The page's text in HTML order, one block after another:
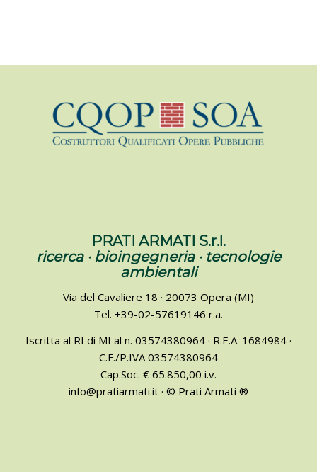
PRATI ARMATI S.r.l.
ricerca · bioingegneria · tecnologie
ambientali
Via del Cavaliere 18 · 20073 Opera (MI)
Tel. +39-02-57619146 r.a.
Iscritta al RI di MI al n. 03574380964 · R.E.A. 1684984 ·
C.F./P.IVA 03574380964
Cap.Soc. € 65.850,00 i.v.
info@pratiarmati.it · © Prati Armati ®